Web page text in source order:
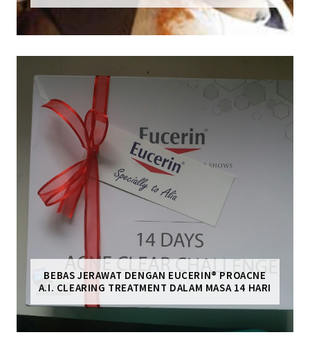
BEBAS JERAWAT DENGAN EUCERIN® PROACNE
A.I. CLEARING TREATMENT DALAM MASA 14 HARI